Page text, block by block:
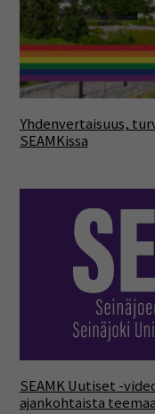
Yhdenvertaisuus,
SEAMKissa
SEAMK Uutiset -
ajankohtaista